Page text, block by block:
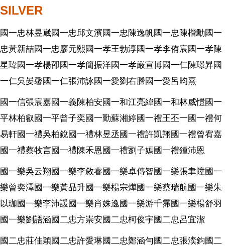
SILVER
國一忠林昱崴國一忠邱文濱國一忠陳逸帆國一忠陳楷勳國一
忠黃新喆國一忠廖元熙國一孝王勃淳國一孝李侑宸國一孝陳
星瑋國一孝楊卲國一孝簡振洋國一孝嚴宣博國一仁陳璟昇國
一仁吳晏馨國一仁張沛詠國一愛劉右謄國一愛呂昀熹
國一信張宸嘉國一義陳柏安國一和江亮緯國一和林威愷國一
平林柏叡國一平曾子奕國一勤蘇湘婷國一禮王丕一國一禮何
易軒國一禮吳柏銳國一禮林昱丞國一禮許凱翔國一禮曾宥嘉
國一禮蔡牧言國一禮陳禾恩國一禮劉子嫣國一禮鍾沛恩
國一樂吳云翔國一樂李敘睿國一樂卓傳智國一樂張聿陞國一
樂曾奕澤國一樂黃品升國一樂楊宗燁國一樂蔡瑞航國一樂朱
以珈國一樂李沛諼國一樂肖姝逸國一樂游千霈國一樂楊舒羽
國一樂劉語涵國二忠方崇安國二忠柯俊宇國二忠呂宜潔
國二忠莊佳穎國二忠許愛琳國二忠鄭涵勻國二忠張湙鈞國二